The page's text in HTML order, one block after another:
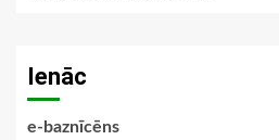
Ienāc
e-baznīcēns